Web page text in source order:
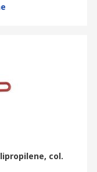
sicurezza
col.